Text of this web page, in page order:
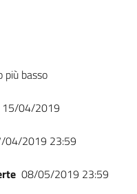
più basso
15/04/2019
04/2019 23:59
08/05/2019 23:59